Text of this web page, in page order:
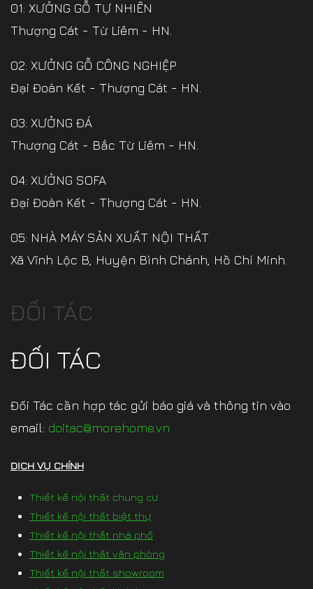
01: XƯỞNG GỖ TỰ NHIÊN
Thượng Cát - Từ Liêm - HN.
02: XƯỞNG GỖ CÔNG NGHIỆP
Đại Đoàn Kết - Thượng Cát - HN.
03: XƯỞNG ĐÁ
Thượng Cát - Bắc Từ Liêm - HN.
04: XƯỞNG SOFA
Đại Đoàn Kết - Thượng Cát - HN.
05: NHÀ MÁY SẢN XUẤT NỘI THẤT
Xã Vĩnh Lộc B, Huyện Bình Chánh, Hồ Chí Minh.
ĐỐI TÁC
ĐỐI TÁC
Đối Tác cần hợp tác gửi báo giá và thông tin vào
email: doitac@morehome.vn
DỊCH VỤ CHÍNH
Thiết kế nội thất chung cư
Thiết kế nội thất biệt thự
Thiết kế nội thất nhà phố
Thiết kế nội thất văn phòng
Thiết kế nội thất showroom